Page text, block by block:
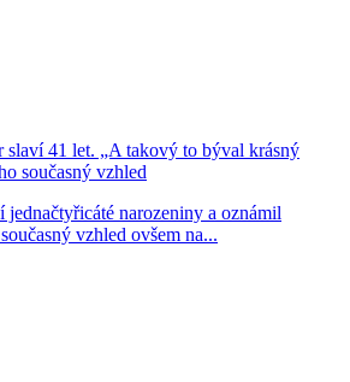
slaví 41 let. „A takový to býval krásný
současný vzhled
jednačtyřicáté narozeniny a oznámil
vzhled ovšem na...